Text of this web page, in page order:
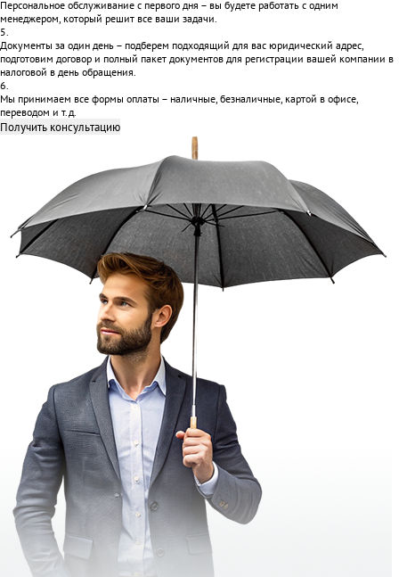
Персональное обслуживание с первого дня – вы будете работать с одним
менеджером, который решит все ваши задачи.
5.
Документы за один день – подберем подходящий для вас юридический адрес,
подготовим договор и полный пакет документов для регистрации вашей компании в
налоговой в день обращения.
6.
Мы принимаем все формы оплаты – наличные, безналичные, картой в офисе,
переводом и т.д.
Получить консультацию